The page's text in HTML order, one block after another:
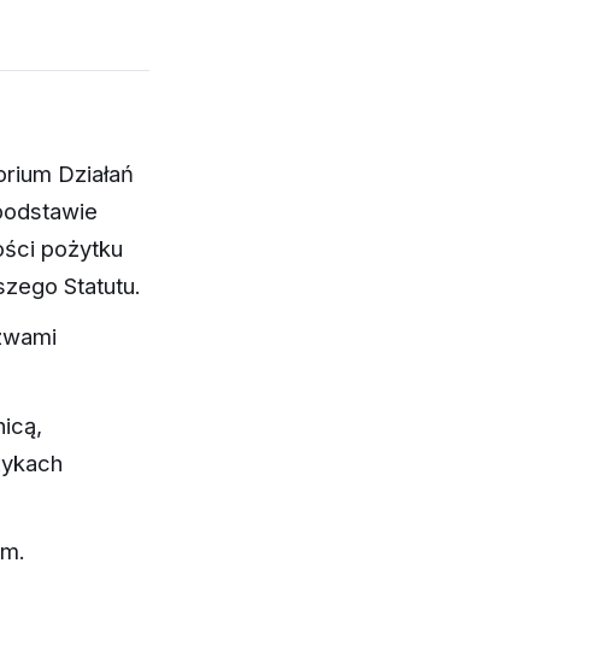
Działań
pożytku
Statutu.